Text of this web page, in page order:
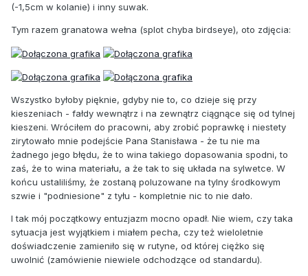
(-1,5cm w kolanie) i inny suwak.
Tym razem granatowa wełna (splot chyba birdseye), oto zdjęcia:
Wszystko byłoby pięknie, gdyby nie to, co dzieje się przy
kieszeniach - fałdy wewnątrz i na zewnątrz ciągnące się od tylnej
kieszeni. Wróciłem do pracowni, aby zrobić poprawkę i niestety
zirytowało mnie podejście Pana Stanisława - że tu nie ma
żadnego jego błędu, że to wina takiego dopasowania spodni, to
zaś, że to wina materiału, a że tak to się układa na sylwetce. W
końcu ustaliliśmy, że zostaną poluzowane na tylny środkowym
szwie i "podniesione" z tyłu - kompletnie nic to nie dało.
I tak mój początkowy entuzjazm mocno opadł. Nie wiem, czy taka
sytuacja jest wyjątkiem i miałem pecha, czy też wieloletnie
doświadczenie zamieniło się w rutyne, od której ciężko się
uwolnić (zamówienie niewiele odchodzące od standardu).